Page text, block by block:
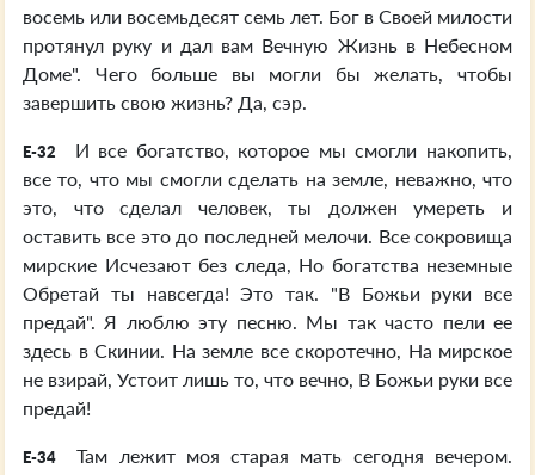
восемь или восемьдесят семь лет. Бог в Своей милости
протянул руку и дал вам Вечную Жизнь в Небесном
Доме". Чего больше вы могли бы желать, чтобы
завершить свою жизнь? Да, сэр.
E-32
И все богатство, которое мы смогли накопить,
все то, что мы смогли сделать на земле, неважно, что
это, что сделал человек, ты должен умереть и
оставить все это до последней мелочи. Все сокровища
мирские Исчезают без следа, Но богатства неземные
Обретай ты навсегда! Это так. "В Божьи руки все
предай". Я люблю эту песню. Мы так часто пели ее
здесь в Скинии. На земле все скоротечно, На мирское
не взирай, Устоит лишь то, что вечно, В Божьи руки все
предай!
E-34
Там лежит моя старая мать сегодня вечером.